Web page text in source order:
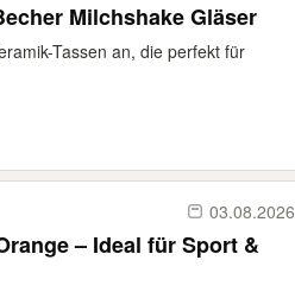
Milchshake Gläser
Tassen an, die perfekt für
03.08.2026
– Ideal für Sport &